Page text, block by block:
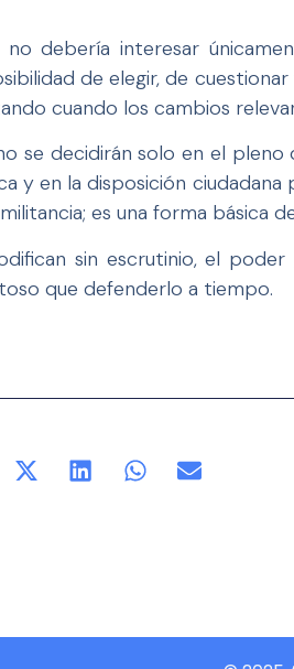
debería interesar
de elegir, de
cuando los cambios
se decidirán solo en el
y en la disposición
es una forma básica
sin escrutinio, el
que defenderlo a tiempo.